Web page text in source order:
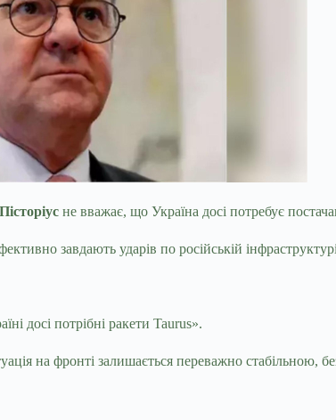
не вважає, що Україна досі потребує
завдають ударів по російській
досі потрібні ракети Taurus».
на фронті залишається переважно стабільною,